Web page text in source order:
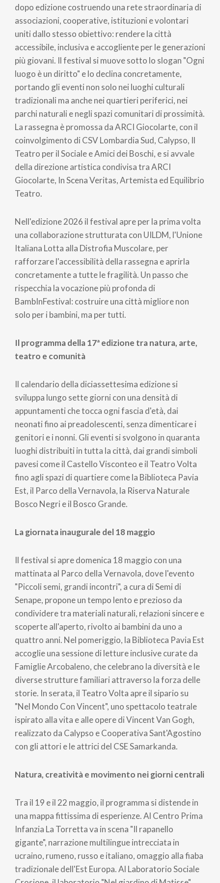
dopo edizione costruendo una rete straordinaria di
associazioni, cooperative, istituzioni e volontari
uniti dallo stesso obiettivo: rendere la città
accessibile, inclusiva e accogliente per le generazioni
più giovani. Il festival si muove sotto lo slogan "Ogni
luogo è un diritto" e lo declina concretamente,
portando gli eventi non solo nei luoghi culturali
tradizionali ma anche nei quartieri periferici, nei
parchi naturali e negli spazi comunitari di prossimità.
La rassegna è promossa da ARCI Giocolarte, con il
coinvolgimento di CSV Lombardia Sud, Calypso, Il
Teatro per il Sociale e Amici dei Boschi, e si avvale
della direzione artistica condivisa tra ARCI
Giocolarte, In Scena Veritas, Artemista ed Equilibrio
Teatro.
Nell'edizione 2026 il festival apre per la prima volta
una collaborazione strutturata con UILDM, l'Unione
Italiana Lotta alla Distrofia Muscolare, per
rafforzare l'accessibilità della rassegna e aprirla
concretamente a tutte le fragilità. Un passo che
rispecchia la vocazione più profonda di
BambInFestival: costruire una città migliore non
solo per i bambini, ma per tutti.
Il programma della 17ª edizione tra natura, arte,
teatro e comunità
Il calendario della diciassettesima edizione si
sviluppa lungo sette giorni con una densità di
appuntamenti che tocca ogni fascia d'età, dai
neonati fino ai preadolescenti, senza dimenticare i
genitori e i nonni. Gli eventi si svolgono in quaranta
luoghi distribuiti in tutta la città, dai grandi simboli
pavesi come il Castello Visconteo e il Teatro Volta
fino agli spazi di quartiere come la Biblioteca Pavia
Est, il Parco della Vernavola, la Riserva Naturale
Bosco Negri e il Bosco Grande.
La giornata inaugurale del 18 maggio
Il festival si apre domenica 18 maggio con una
mattinata al Parco della Vernavola, dove l'evento
"Piccoli semi, grandi incontri", a cura di Semi di
Senape, propone un tempo lento e prezioso da
condividere tra materiali naturali, relazioni sincere e
scoperte all'aperto, rivolto ai bambini da uno a
quattro anni. Nel pomeriggio, la Biblioteca Pavia Est
accoglie una sessione di letture inclusive curate da
Famiglie Arcobaleno, che celebrano la diversità e le
diverse strutture familiari attraverso la forza delle
storie. In serata, il Teatro Volta apre il sipario su
"Nel Mondo Con Vincent", uno spettacolo teatrale
ispirato alla vita e alle opere di Vincent Van Gogh,
realizzato da Calypso e Cooperativa Sant'Agostino
con gli attori e le attrici del CSE Samarkanda.
Natura, creatività e movimento nei giorni centrali
Tra il 19 e il 22 maggio, il programma si distende in
una mappa fittissima di esperienze. Al Centro Prima
Infanzia La Torretta va in scena "Il rapanello
gigante", narrazione multilingue intrecciata in
ucraino, rumeno, russo e italiano, omaggio alla fiaba
tradizionale dell'Est Europa. Al Laboratorio Sociale